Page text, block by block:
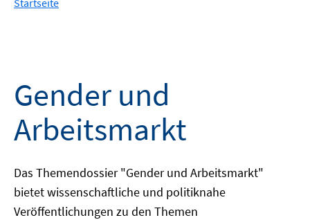
Startseite
Gender und
Arbeitsmarkt
Das Themendossier "Gender und Arbeitsmarkt"
bietet wissenschaftliche und politiknahe
Veröffentlichungen zu den Themen